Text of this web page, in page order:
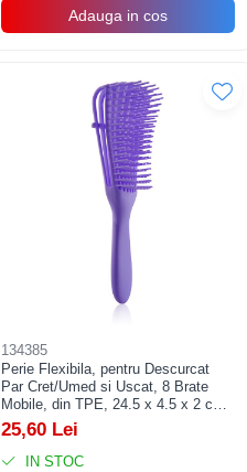
Adauga in cos
134385
Perie Flexibila, pentru Descurcat
Par Cret/Umed si Uscat, 8 Brate
Mobile, din TPE, 24.5 x 4.5 x 2 cm,
Mov
25,60 Lei
IN STOC